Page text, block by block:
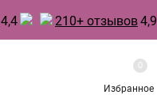
4,4 210+ отзывов4,9
Избранное
0